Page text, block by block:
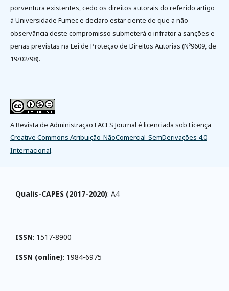
porventura existentes, cedo os direitos autorais do referido artigo
à Universidade Fumec e declaro estar ciente de que a não
observância deste compromisso submeterá o infrator a sanções e
penas previstas na Lei de Proteção de Direitos Autorias (Nº9609, de
19/02/98).
A Revista de Administração FACES Journal é licenciada sob Licença
Creative Commons Atribuição-NãoComercial-SemDerivações 4.0
Internacional.
Qualis-CAPES (2017-2020): A4
ISSN: 1517-8900
ISSN (online): 1984-6975